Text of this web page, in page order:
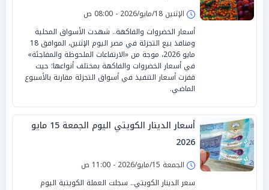
الإثنين 18/مايو/2026 - 08:00 ص
أسعار الخضروات والفاكهة.. شهدت الأسواق المحلية
ومنافذ بيع التجزئة في مصر اليوم الإثنين، الموافق 18
مايو 2026، موجة من «الارتفاعات الملحوظة والمفاجئة»
في أسعار الخضروات والفاكهة بمختلف أنواعها؛ حيث
قفزت أسعار التنفيذ في أسواق التجزئة مقارنة بالأسبوع
الماضي.
أسعار الدينار الكويتي اليوم الجمعة 15 مايو
2026
الجمعة 15/مايو/2026 - 11:00 ص
سعر الدينار الكويتي.. سجلت العملة الكويتية اليوم